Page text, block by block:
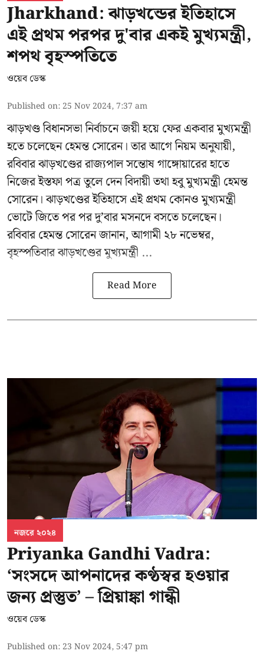
Jharkhand: ঝাড়খন্ডের ইতিহাসে
এই প্রথম পরপর দু'বার একই মুখ্যমন্ত্রী,
শপথ বৃহস্পতিতে
ওয়েব ডেস্ক
Published on: 25 Nov 2024, 7:37 am
ঝাড়খণ্ড বিধানসভা নির্বাচনে জয়ী হয়ে ফের একবার মুখ্যমন্ত্রী
হতে চলেছেন হেমন্ত সোরেন। তার আগে নিয়ম অনুযায়ী,
রবিবার ঝাড়খণ্ডের রাজ্যপাল সন্তোষ গাঙ্গোয়ারের হাতে
নিজের ইস্তফা পত্র তুলে দেন বিদায়ী তথা হবু মুখ্যমন্ত্রী হেমন্ত
সোরেন। ঝাড়খণ্ডের ইতিহাসে এই প্রথম কোনও মুখ্যমন্ত্রী
ভোটে জিতে পর পর দু’বার মসনদে বসতে চলেছেন।
রবিবার হেমন্ত সোরেন জানান, আগামী ২৮ নভেম্বর,
বৃহস্পতিবার ঝাড়খণ্ডের মুখ্যমন্ত্রী ...
Read More
নজরে ২০২৪
Priyanka Gandhi Vadra:
‘সংসদে আপনাদের কণ্ঠস্বর হওয়ার
জন্য প্রস্তুত’ – প্রিয়াঙ্কা গান্ধী
ওয়েব ডেস্ক
Published on: 23 Nov 2024, 5:47 pm